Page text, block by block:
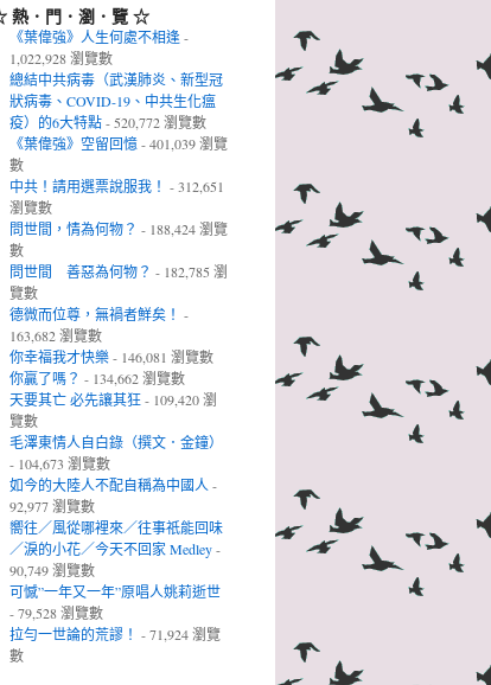
．
．
熱．門．瀏．覽 ☆
《葉偉強》人生何處不相逢-
1,022,928 瀏覽數
總結中共病毒（武漢肺炎、新型冠
狀病毒、COVID-19、中共生化瘟
疫）的6大特點- 520,772 瀏覽數
《葉偉強》空留回憶- 401,039 瀏覽
數
中共！請用選票說服我！ - 312,651
瀏覽數
問世間，情為何物？ - 188,424 瀏覽
數
問世間 善惡為何物？ - 182,785 瀏
覽數
德微而位尊，無禍者鮮矣！ -
163,682 瀏覽數
你幸福我才快樂- 146,081 瀏覽數
你贏了嗎？ - 134,662 瀏覽數
天要其亡 必先讓其狂- 109,420 瀏
覽數
毛澤東情人自白錄（撰文．金鐘）
- 104,673 瀏覽數
如今的大陸人不配自稱為中國人-
92,977 瀏覽數
嚮往／風從哪裡來／往事祇能回味
／淚的小花／今天不回家 Medley-
90,749 瀏覽數
可憾”一年又一年”原唱人姚莉逝世
- 79,528 瀏覽數
拉勻一世論的荒謬！ - 71,924 瀏覽
數